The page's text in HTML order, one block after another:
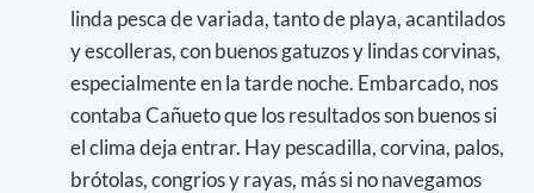
linda pesca de variada, tanto de playa, acantilados
y escolleras, con buenos gatuzos y lindas corvinas,
especialmente en la tarde noche. Embarcado, nos
contaba Cañueto que los resultados son buenos si
el clima deja entrar. Hay pescadilla, corvina, palos,
brótolas, congrios y rayas, más si no navegamos